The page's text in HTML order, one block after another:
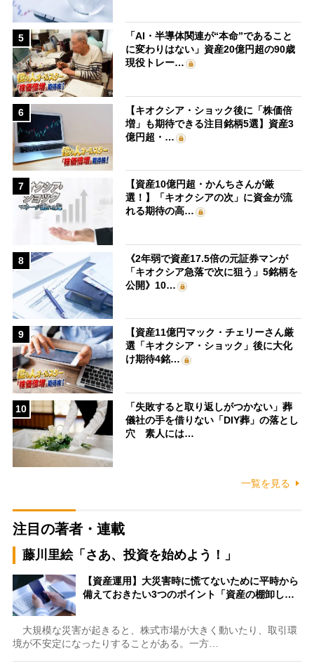
5
「AI・半導体関連が“本命”であること
に変わりはない」資産20億円超の90歳
現役トレー…
6
【キオクシア・ショック後に「株価倍
増」も期待できる注目銘柄5選】資産3
億円超・…
7
【資産10億円超・かんちさんが厳
選！】「キオクシアの次」に資金が流
れる期待の高…
8
《2年弱で資産17.5倍の元証券マンが
「キオクシア急落で次に狙う」5銘柄を
公開》10…
9
【資産11億円マック・チェリーさん厳
選「キオクシア・ショック」後に大化
け期待4銘…
10
「失敗すると取り返しがつかない」葬
儀社の手を借りない「DIY葬」の落とし
穴 素人には…
一覧を見る
注目の著者・連載
藤川里絵「さあ、投資を始めよう！」
【資産運用】大災害時に慌てないために平時から
備えておきたい3つのポイント「資産の棚卸し…
大規模な災害が起きると、株式市場が大きく動いたり、取引環
境が不安定になったりすることがある。一方…